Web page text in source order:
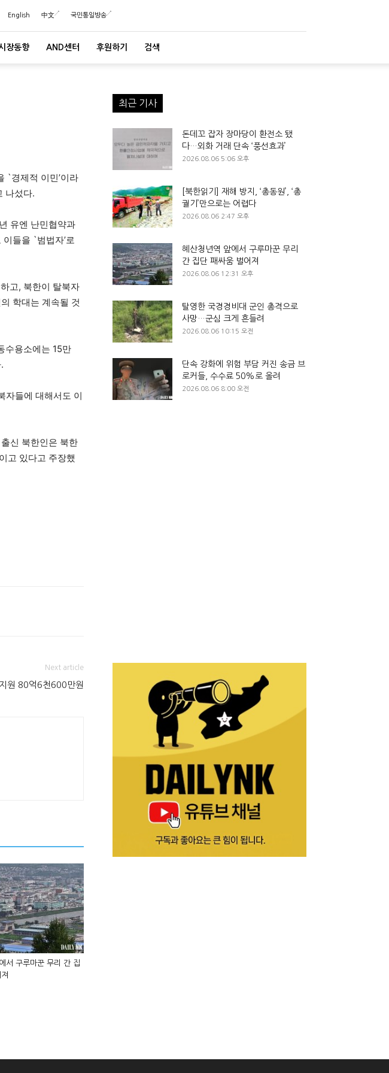
English 中文 국민통일방송
장동향 AND센터 후원하기 검색
`경제적 이민’이라
나섰다.
유엔 난민협약과
들을 `범법자’로
고, 북한이 탈북자
학대는 계속될 것
수용소에는 15만
자들에 대해서도 이
신 북한인은 북한
고 있다고 주장했
Next article
원 80억6천600만원
서 구루마꾼 무리 간 집
최근 기사
돈데꼬 잡자 장마당이 환전소 됐
다…외화 거래 단속 ‘풍선효과’
2026.08.06 5:06 오후
[북한읽기] 재해 방지, ‘총동원’, ‘총
궐기’만으로는 어렵다
2026.08.06 2:47 오후
혜산청년역 앞에서 구루마꾼 무리
간 집단 패싸움 벌어져
2026.08.06 12:31 오후
탈영한 국경경비대 군인 총격으로
사망…군심 크게 흔들려
2026.08.06 10:15 오전
단속 강화에 위험 부담 커진 송금 브
로커들, 수수료 50%로 올려
2026.08.06 8:00 오전